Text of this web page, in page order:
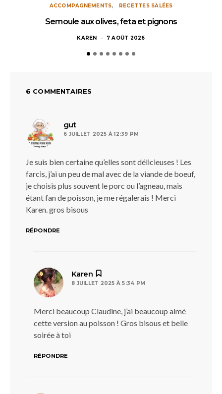
ACCOMPAGNEMENTS RECETTES SALÉES
Semoule aux olives, feta et pignons
KAREN 7 AOÛT 2026
6 COMMENTAIRES
gutdit :
6 JUILLET 2025 À 12:39 PM
Je suis bien certaine qu’elles sont délicieuses ! Les
farcis, j’ai un peu de mal avec de la viande de boeuf,
je choisis plus souvent le porc ou l’agneau, mais
étant fan de poisson, je me régalerais ! Merci
Karen. gros bisous
RÉPONDRE
Karen
8 JUILLET 2025 À 5:34 PM
Merci beaucoup Claudine, j’ai beaucoup aimé
cette version au poisson ! Gros bisous et belle
soirée à toi
RÉPONDRE